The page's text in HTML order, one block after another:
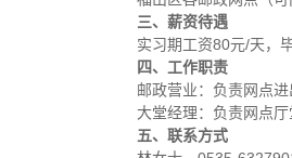
三、薪资待遇
实习期工资80元/天，
四、工作职责
邮政营业：负责网点进
大堂经理：负责网点
五、联系方式